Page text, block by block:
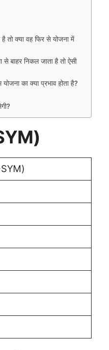
है तो क्या वह फिर से योजना में
से बाहर निकल जाता है तो ऐसी
का क्या प्रभाव होता है?
SYM)